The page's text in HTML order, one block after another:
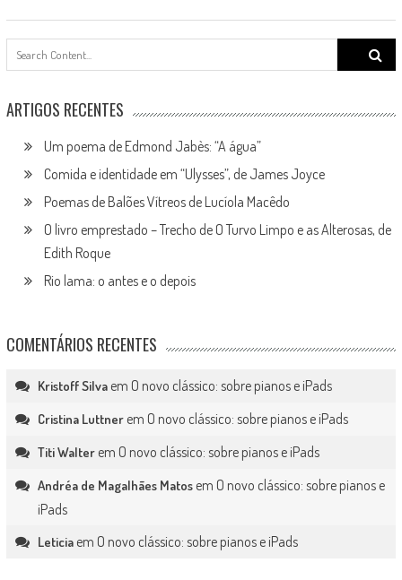
Search
for:
ARTIGOS RECENTES
Um poema de Edmond Jabès: “A água”
Comida e identidade em “Ulysses”, de James Joyce
Poemas de Balões Vítreos de Lucíola Macêdo
O livro emprestado – Trecho de O Turvo Limpo e as Alterosas, de
Edith Roque
Rio lama: o antes e o depois
COMENTÁRIOS RECENTES
Kristoff Silvaem O novo clássico: sobre pianos e iPads
Cristina Luttnerem O novo clássico: sobre pianos e iPads
Titi Walterem O novo clássico: sobre pianos e iPads
Andréa de Magalhães Matosem O novo clássico: sobre pianos e
iPads
Leticiaem O novo clássico: sobre pianos e iPads